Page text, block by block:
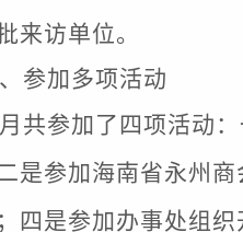
来访单位。
、参加多项活动
共参加了四项活动
是参加海南省永州
四是参加办事处组织